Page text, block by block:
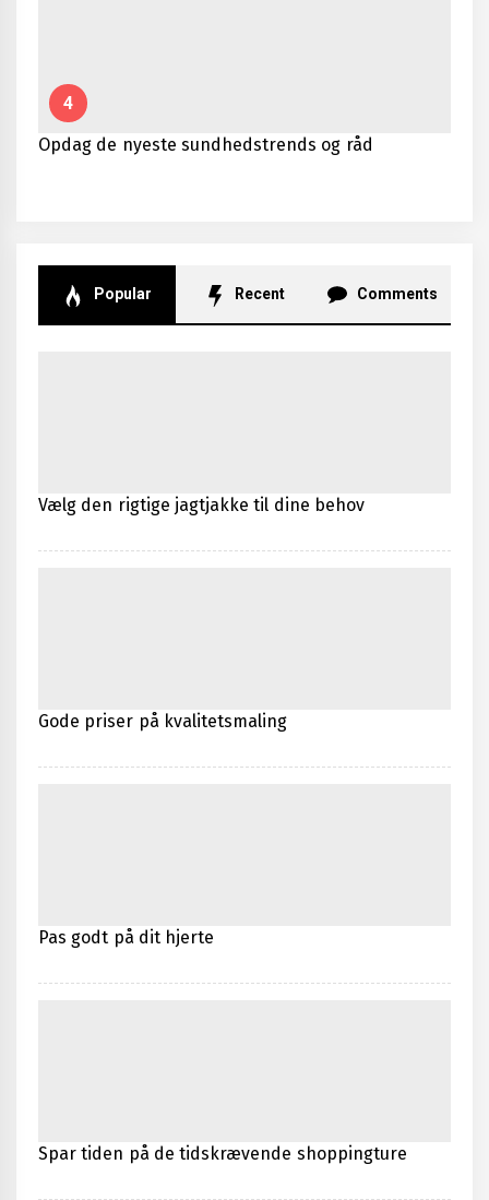
4
Opdag de nyeste sundhedstrends og råd
Popular Recent Comments
Vælg den rigtige jagtjakke til dine behov
Gode priser på kvalitetsmaling
Pas godt på dit hjerte
Spar tiden på de tidskrævende shoppingture